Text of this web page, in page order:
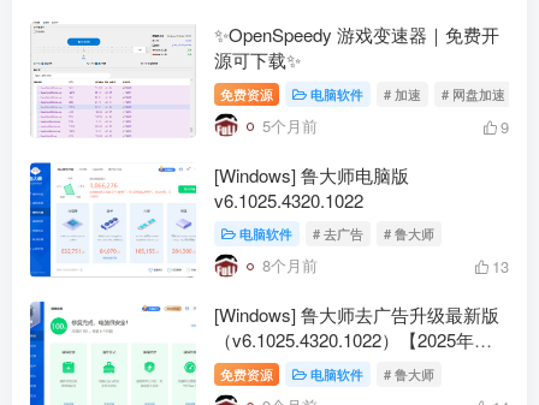
✨OpenSpeedy 游戏变速器｜免费开
源可下载✨
免费资源 电脑软件 # 加速 # 网盘加速
5个月前 9
[Windows] 鲁大师电脑版
v6.1025.4320.1022
电脑软件 # 去广告 # 鲁大师
8个月前 13
[Windows] 鲁大师去广告升级最新版
（v6.1025.4320.1022）【2025年第4
版】
免费资源 电脑软件 # 鲁大师